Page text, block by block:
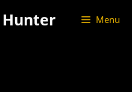
Menu